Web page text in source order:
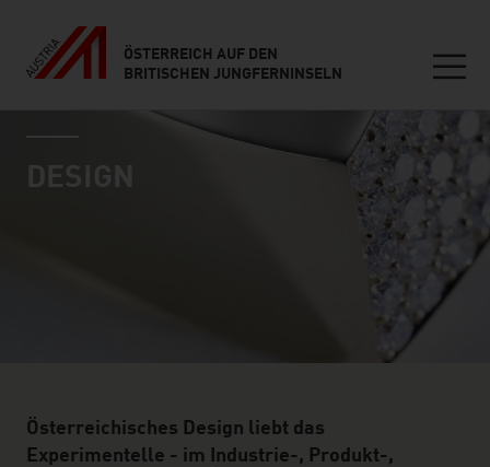
ÖSTERREICH AUF DEN
BRITISCHEN JUNGFERNINSELN
DESIGN
Österreichisches Design liebt das
Experimentelle - im Industrie-, Produkt-,